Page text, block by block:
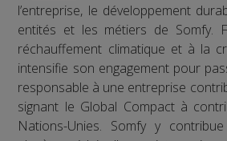
l’entreprise, le développement
entités et les métiers de Somfy.
réchauffement climatique et à la
intensifie son engagement pour
responsable à une entreprise
signant le Global Compact à
Nations-Unies. Somfy y